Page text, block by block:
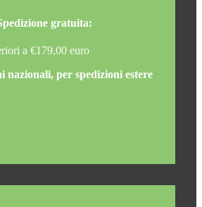
gratuita:
a €179,00 euro
nazionali, per spedizioni estere